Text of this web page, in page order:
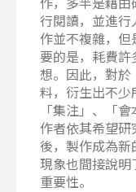
行閱讀，並進
作並不複雜，
要的是，耗費
想。因此，對
料，衍生出不少
「集注」、「
作者依其希望
後，製作成為
現象也間接說
重要性。